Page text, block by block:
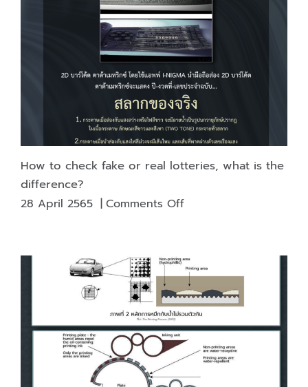
overlay
print
fields?
How to check fake or real lotteries, what is the
difference?
28 April 2565 | Comments Offon
fake
or
real
lotteries,
what
is